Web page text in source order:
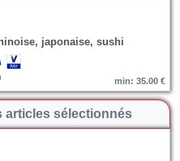
japonaise, sushi
min: 35.00 €
articles sélectionnés